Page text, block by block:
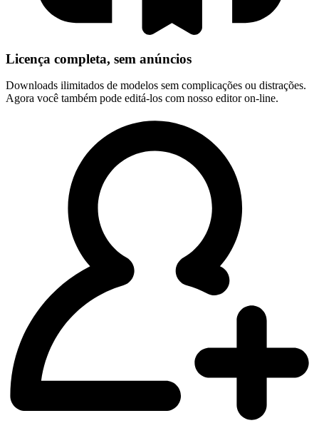
Licença completa, sem anúncios
Downloads ilimitados de modelos sem complicações ou distrações.
Agora você também pode editá-los com nosso editor on-line.